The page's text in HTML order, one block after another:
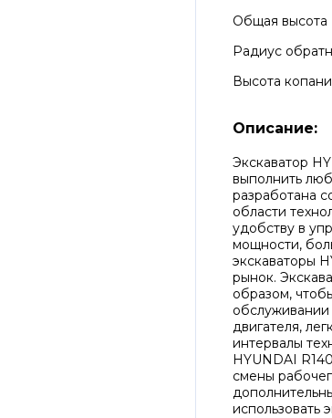
Общая высота
Радиус
Высота
Описание:
Экскаватор
выполнить
разработана
области
удобству в
мощности,
экскаваторы
рынок.
образом,
двигателя,
интервалы
HYUNDAI
смены
использовать